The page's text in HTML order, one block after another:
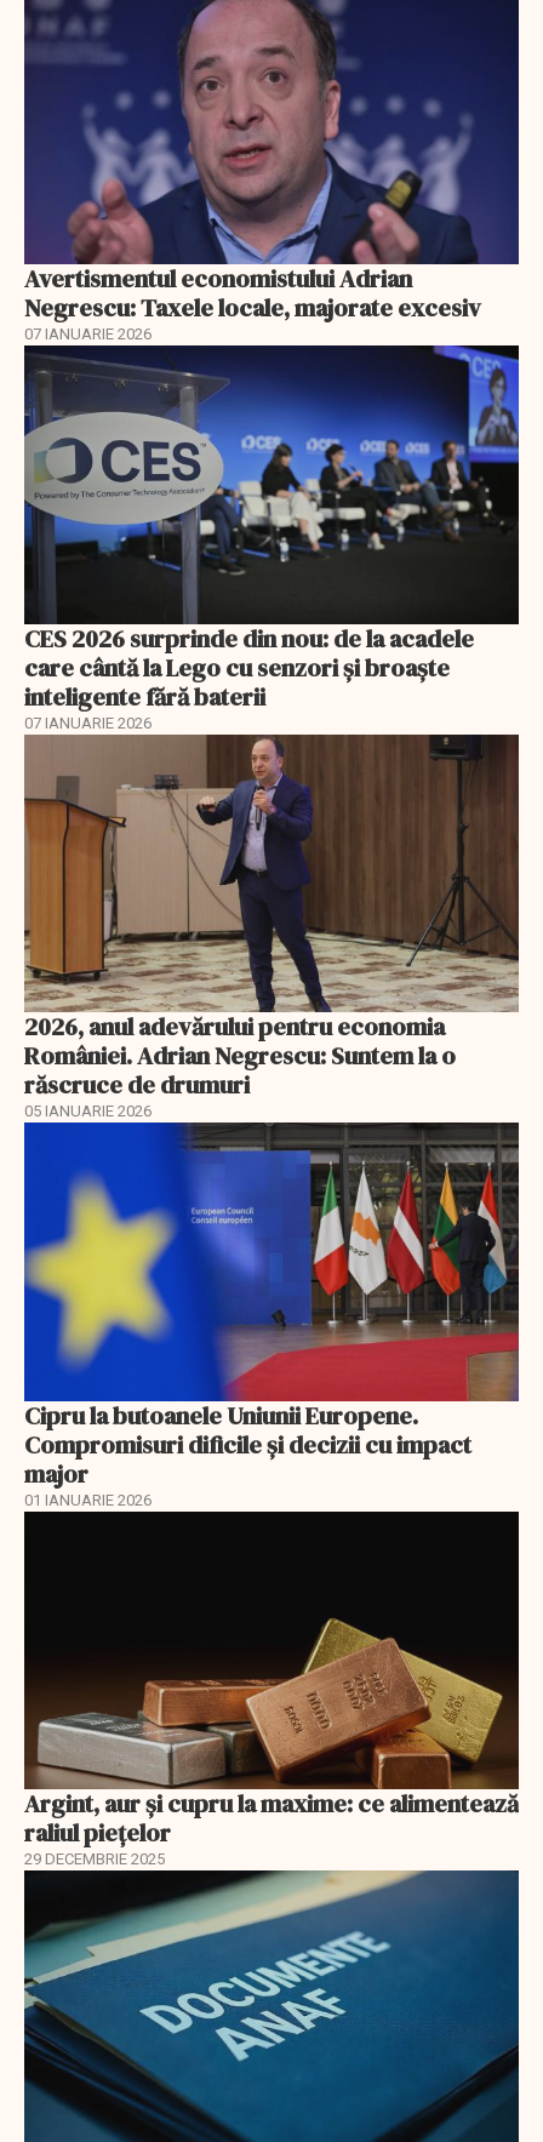
Avertismentul economistului Adrian
Negrescu: Taxele locale, majorate excesiv
07 IANUARIE 2026
CES 2026 surprinde din nou: de la acadele
care cântă la Lego cu senzori și broaște
inteligente fără baterii
07 IANUARIE 2026
2026, anul adevărului pentru economia
României. Adrian Negrescu: Suntem la o
răscruce de drumuri
05 IANUARIE 2026
Cipru la butoanele Uniunii Europene.
Compromisuri dificile și decizii cu impact
major
01 IANUARIE 2026
Argint, aur și cupru la maxime: ce alimentează
raliul piețelor
29 DECEMBRIE 2025